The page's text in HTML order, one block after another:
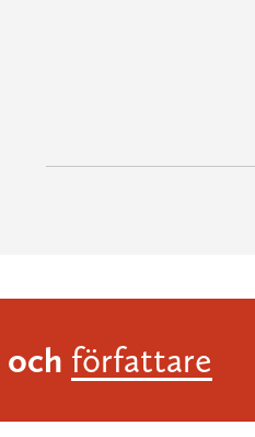
och författare